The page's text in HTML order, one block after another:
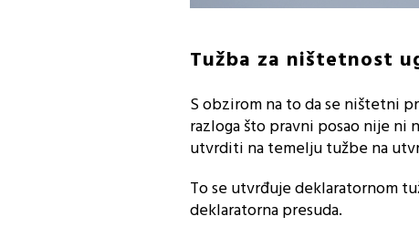
Tužba za ništetnost
S obzirom na to da se ništetni
razloga što pravni posao nije
utvrditi na temelju tužbe na
To se utvrđuje deklaratornom
deklaratorna presuda.